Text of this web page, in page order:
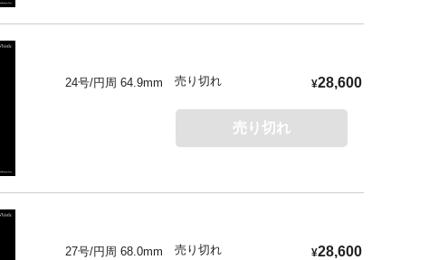
24号/円周 64.9mm 売り切れ ¥28,600
売り切れ
27号/円周 68.0mm 売り切れ ¥28,600